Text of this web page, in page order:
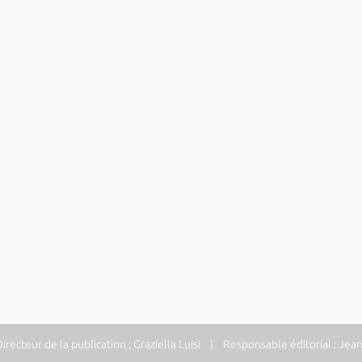
de la publication : Graziella Luisi | Responsable éditorial :